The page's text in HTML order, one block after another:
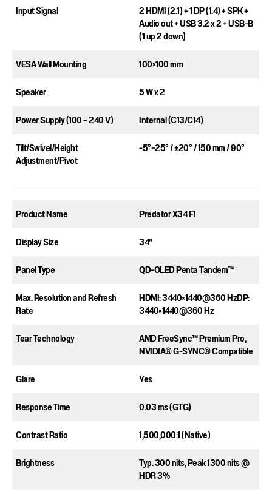
Input Signal​ 2 HDMI (2.1) + 1 DP (1.4) + SPK +
Audio out + USB 3.2 x 2 + USB-B
(1 up 2 down)​
VESA Wall Mounting​
100×100 mm​
Speaker​
5 W x 2​
Power Supply (100 – 240 V)​
Internal (C13/C14)​
Tilt/Swivel/Height
Adjustment/Pivot​
-5°~25° / ±20° / 150 mm / 90°​
Product Name​
Predator X34 F1​
Display Size​
34”​
Panel Type​
QD-OLED Penta Tandem™​
Max. Resolution and Refresh
Rate​
HDMI: 3440×1440@360 Hz​DP:
3440×1440@360 Hz​
Tear Technology
AMD FreeSync™ Premium Pro,
NVIDIA® G-SYNC® Compatible
Glare​
Yes​
Response Time​
0.03 ms (GTG)​
Contrast Ratio​
1,500,000:1 (Native)​
Brightness​
Typ. 300 nits, Peak 1300 nits @
HDR 3%​